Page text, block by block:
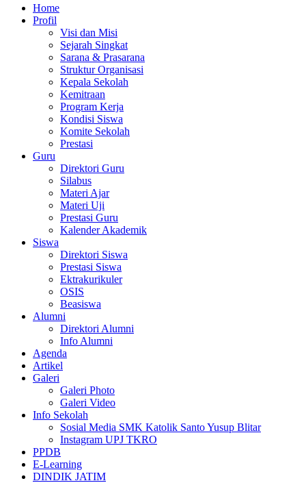
Home
Profil
Visi dan Misi
Sejarah Singkat
Sarana & Prasarana
Struktur Organisasi
Kepala Sekolah
Kemitraan
Program Kerja
Kondisi Siswa
Komite Sekolah
Prestasi
Guru
Direktori Guru
Silabus
Materi Ajar
Materi Uji
Prestasi Guru
Kalender Akademik
Siswa
Direktori Siswa
Prestasi Siswa
Ektrakurikuler
OSIS
Beasiswa
Alumni
Direktori Alumni
Info Alumni
Agenda
Artikel
Galeri
Galeri Photo
Galeri Video
Info Sekolah
Sosial Media SMK Katolik Santo Yusup Blitar
Instagram UPJ TKRO
PPDB
E-Learning
DINDIK JATIM